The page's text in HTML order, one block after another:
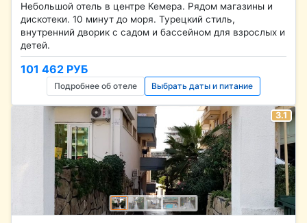
Небольшой отель в центре Кемера. Рядом магазины и
дискотеки. 10 минут до моря. Турецкий стиль,
внутренний дворик с садом и бассейном для взрослых и
детей.
101 462 РУБ
Подробнее об отеле Выбрать даты и питание
3.1